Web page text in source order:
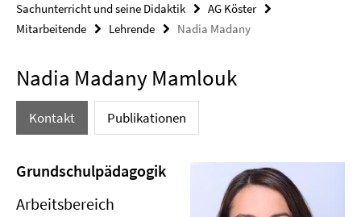
Sachunterricht und seine Didaktik
AG Köster
Mitarbeitende
Lehrende Nadia Madany
Nadia Madany Mamlouk
Kontakt Publikationen
Grundschulpädagogik
Arbeitsbereich